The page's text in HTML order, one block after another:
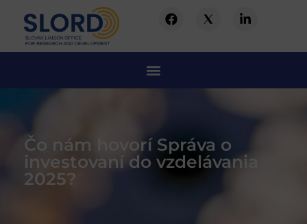
Čo nám hovorí Správa o
investovaní do vzdelávania
2025?